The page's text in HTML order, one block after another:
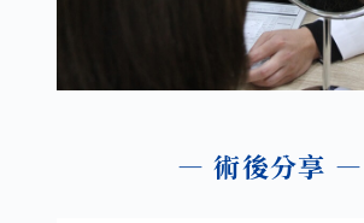
— 術後分享 —